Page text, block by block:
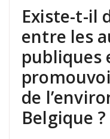
Existe-t-il
entre les
publiques
de
Belgique ?